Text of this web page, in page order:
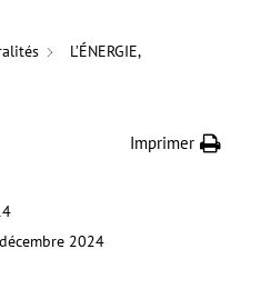
L’ÉNERGIE,
Imprimer
2024